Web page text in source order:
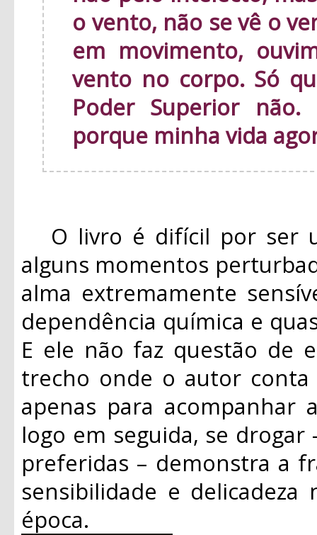
o vento, não se vê o
em movimento,
vento no corpo. Só
Poder Superior
porque minha vida
O livro é difícil por ser
alguns momentos
alma extremamente
dependência química e
E ele não faz questão de
trecho onde o autor
apenas para acompanhar
logo em seguida, se
preferidas – demonstra a
sensibilidade e
época.